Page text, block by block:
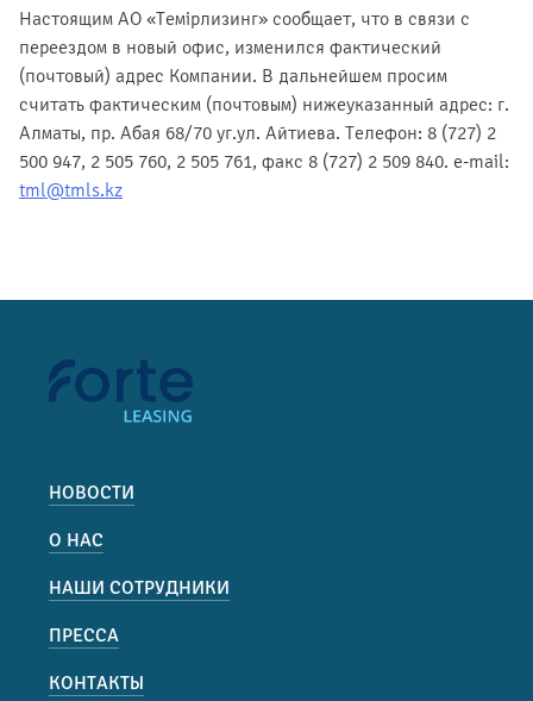
Настоящим АО «Темiрлизинг» сообщает, что в связи с
переездом в новый офис, изменился фактический
(почтовый) адрес Компании. В дальнейшем просим
считать фактическим (почтовым) нижеуказанный адрес: г.
Алматы, пр. Абая 68/70 уг.ул. Айтиева. Телефон: 8 (727) 2
500 947, 2 505 760, 2 505 761, факс 8 (727) 2 509 840. e-mail:
tml@tmls.kz
НОВОСТИ
О НАС
НАШИ СОТРУДНИКИ
ПРЕССА
КОНТАКТЫ